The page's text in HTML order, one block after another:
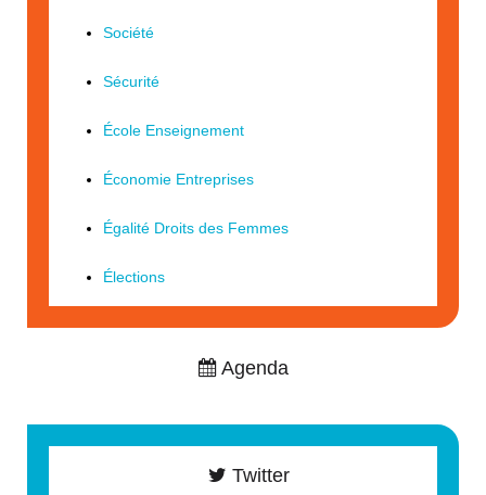
Société
Sécurité
École Enseignement
Économie Entreprises
Égalité Droits des Femmes
Élections
Agenda
Twitter